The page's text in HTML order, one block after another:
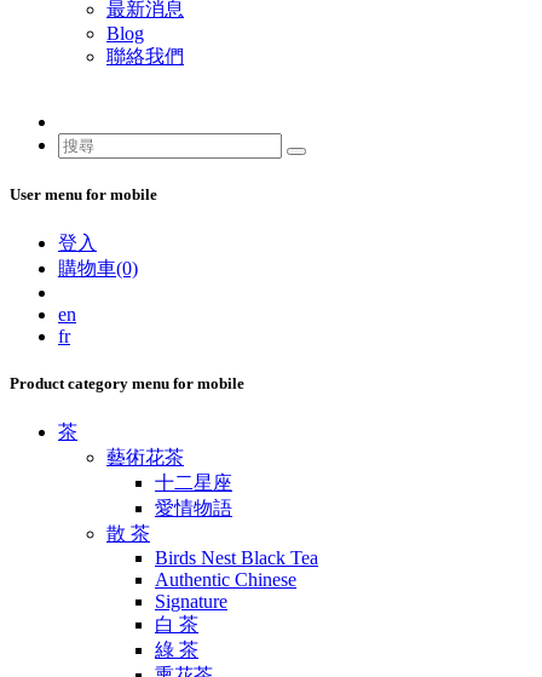
最新消息
Blog
聯絡我們
User menu for mobile
登入
購物車(0)
en
fr
Product category menu for mobile
茶
藝術花茶
十二星座
愛情物語
散 茶
Birds Nest Black Tea
Authentic Chinese
Signature
白 茶
綠 茶